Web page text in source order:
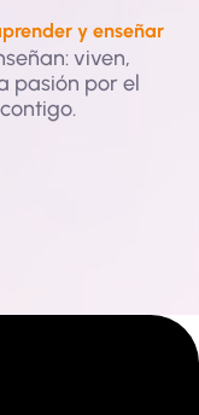
y enseñar
viven,
pasión por el